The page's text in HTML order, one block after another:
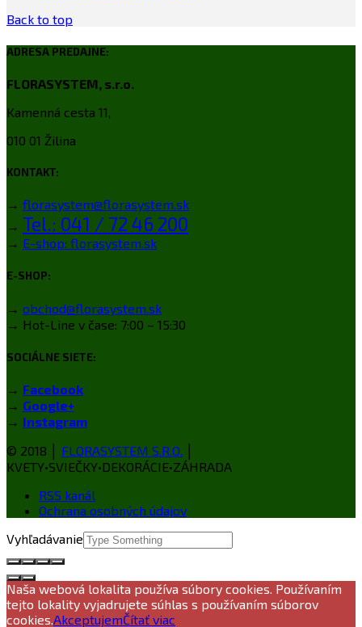
Back to top
ADRESA PREDAJNE:
FLORASYSTEM, s.r.o.
Kamenná cesta 11,
010 01 Žilina
KONTAKT:
→ florasystem@florasystem.sk
→ Tel.: 041 / 72 46 200
→ E-shop: florasystem.sk
E-SHOP:
→ obchod@florasystem.sk
→ Hot-Line v čase: 7:00 – 15:30
SOCIÁLNE SIETE:
→ Facebook
→ Google+
→ Instagram
© 2018 │ FLORASYSTEM S.R.O.
KVETY•SVIEČKY•DEKORÁCIE•ZÁHRADA
RSS kanál
Ochrana osobných údajov
Vyhľadávanie
Naša webová lokalita používa súbory cookies. Používaním
tejto lokality vyjadrujete súhlas s používaním súborov
cookies.AkceptujemČítať viac